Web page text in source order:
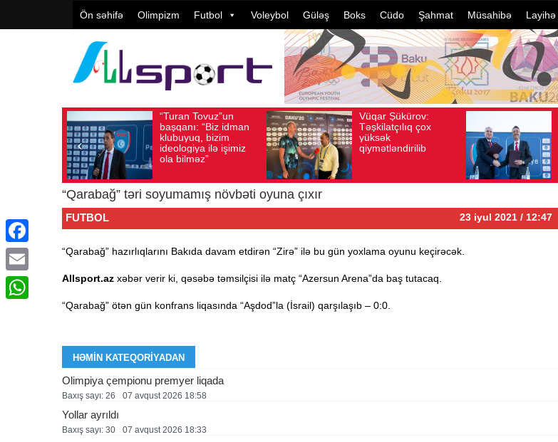
Ön səhifə Olimpizm Futbol Voleybol Güləş Boks Cüdo Şahmat Müsahibə Layihə
başqanı: “Biz idman
klubuyuq, bizim
ideologiya ilə işimiz
ola bilməz”
Vüqar Şükürov:
Təşkilatçılıq çox
yüksək
qiymətləndirilib
Baxış sayı: 106
Avqust 05, 2026 2 milyonluq sözləşmə
Avqust 04, 2026
“Qarabağ” təri soyumamış növbəti oyuna çıxır
FUTBOL 23 iyul 2021 / 12:47
“Qarabağ” hazırlıqlarını Bakıda davam etdirən “Zirə” ilə bu gün yoxlama oyunu keçirəcək.
Allsport.az xəbər verir ki, qəsəbə təmsilçisi ilə matç “Azersun Arena”da baş tutacaq.
“Qarabağ” ötən gün konfrans liqasında “Aşdod”la (İsrail) qarşılaşıb – 0:0.
HƏMIN KATEQORIYADAN
Olimpiya çempionu premyer liqada
Baxış sayı: 26 07 avqust 2026 18:58
Yollar ayrıldı
Baxış sayı: 30 07 avqust 2026 18:33
Facebook
Email